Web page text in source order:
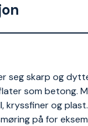
seg skarp og
som betong.
kryssfiner og
på for